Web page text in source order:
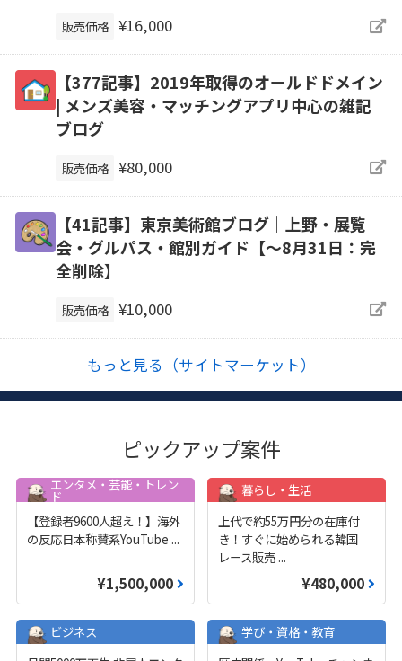
販売価格 ¥16,000
【377記事】2019年取得のオールドドメイン
| メンズ美容・マッチングアプリ中心の雑記
ブログ
販売価格 ¥80,000
【41記事】東京美術館ブログ｜上野・展覧
会・グルパス・館別ガイド【～8月31日：完
全削除】
販売価格 ¥10,000
もっと見る（サイトマーケット）
ピックアップ案件
エンタメ・芸能・トレン
ド
【登録者9600人超え！】海外
の反応日本称賛系YouTube ...
¥1,500,000
暮らし・生活
上代で約55万円分の在庫付
き！すぐに始められる韓国
レース販売 ...
¥480,000
ビジネス
学び・資格・教育